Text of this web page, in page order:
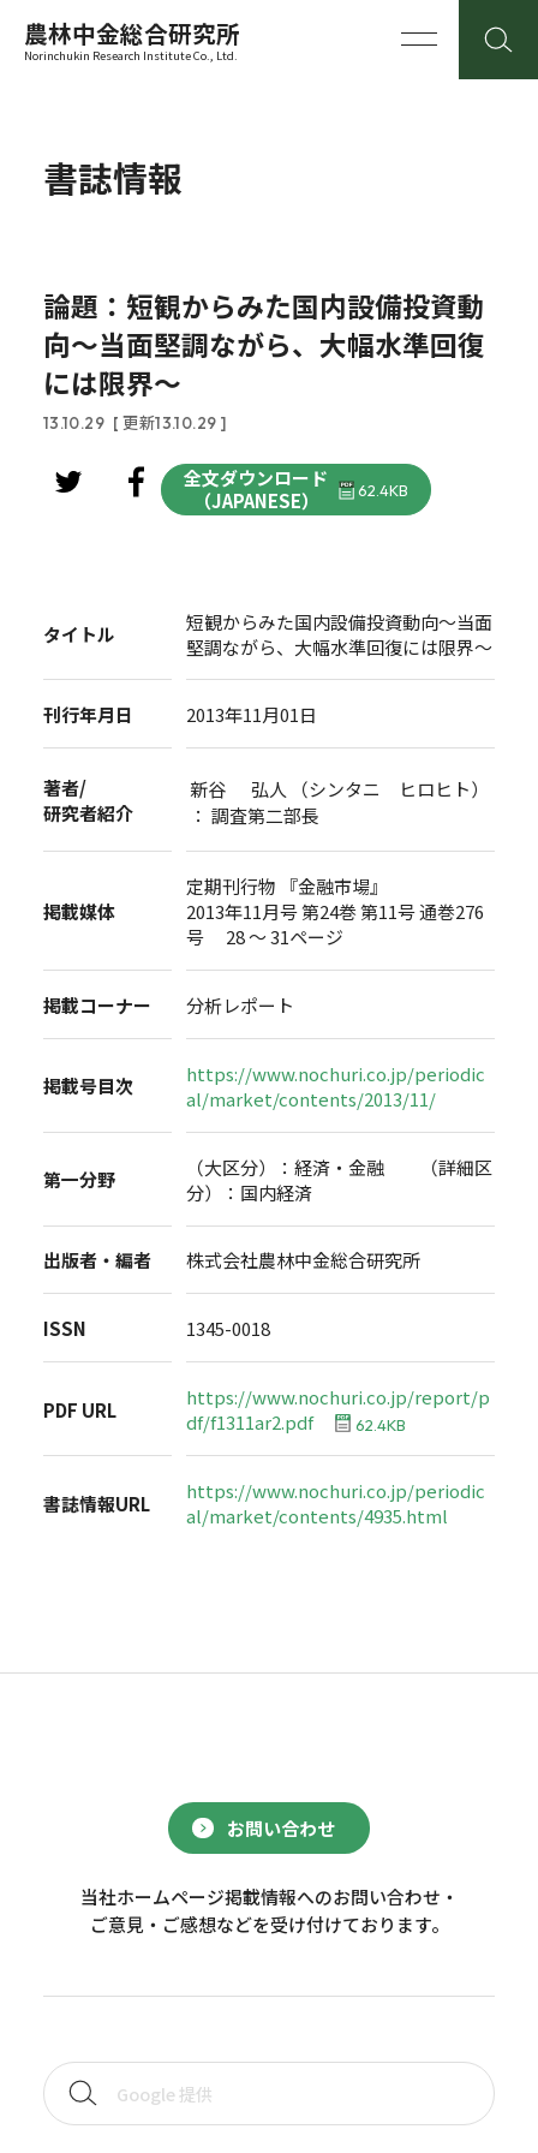
農林中金総合研究所
Norinchukin Research Institute Co., Ltd.
書誌情報
論題：短観からみた国内設備投資動
向～当面堅調ながら、大幅水準回復
には限界～
13.10.29 [ 更新13.10.29 ]
全文ダウンロード
（JAPANESE）
62.4KB
タイトル
短観からみた国内設備投資動向～当面
堅調ながら、大幅水準回復には限界～
刊行年月日 2013年11月01日
著者/
研究者紹介
新谷 弘人 （シンタニ ヒロヒト）
： 調査第二部長
掲載媒体
定期刊行物 『金融市場』
2013年11月号 第24巻 第11号 通巻276
号 28 ～ 31ページ
掲載コーナー 分析レポート
掲載号目次
https://www.nochuri.co.jp/periodic
al/market/contents/2013/11/
第一分野
（大区分）：経済・金融 （詳細区
分）：国内経済
出版者・編者 株式会社農林中金総合研究所
ISSN 1345-0018
PDF URL
https://www.nochuri.co.jp/report/p
df/f1311ar2.pdf
62.4KB
書誌情報URL
https://www.nochuri.co.jp/periodic
al/market/contents/4935.html
お問い合わせ
当社ホームページ掲載情報へのお問い合わせ・
ご意見・ご感想などを受け付けております。